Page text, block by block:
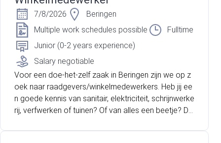
7/8/2026
Beringen
Multiple work schedules possible
Fulltime
Junior (0-2 years experience)
Salary negotiable
Voor een doe-het-zelf zaak in Beringen zijn we op z
oek naar raadgevers/winkelmedewerkers. Heb jij ee
n goede kennis van sanitair, elektriciteit, schrijnwerke
rij, verfwerken of tuinen? Of van alles een beetje? Da